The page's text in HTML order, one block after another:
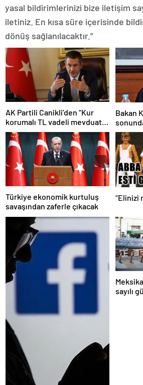
yasal bildirimlerinizi bize iletişim
iletiniz. En kısa süre içerisinde
dönüş sağlanılacaktır.”
AK Partili Canikli’den “Kur
korumalı TL vadeli mevduat
sistemi” açıklaması!
Bakan
Türkiye ekonomik kurtuluş
savaşından zaferle çıkacak
“Elinizi
sayılı